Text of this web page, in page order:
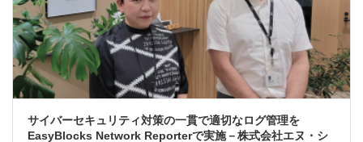
サイバーセキュリティ対策の一貫で適切なログ管理を
EasyBlocks Network Reporterで実施－株式会社エヌ・シ